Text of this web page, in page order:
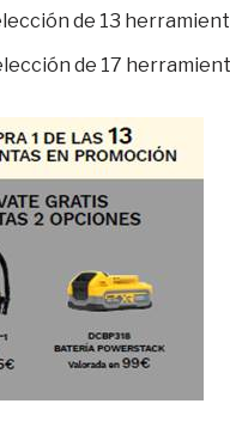
de 13
de 17